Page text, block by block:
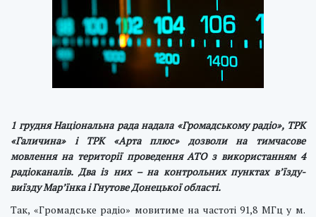
1 грудня Національна рада надала «Громадському радіо», ТРК
«Галичина» і ТРК «Арта плюс» дозволи на тимчасове
мовлення на території проведення АТО з використанням 4
радіоканалів. Два із них – на контрольних пунктах в’їзду-
виїзду Мар’їнка і Гнутове Донецької області.
Так, «Громадське радіо» мовитиме на частоті 91,8 МГц у м.